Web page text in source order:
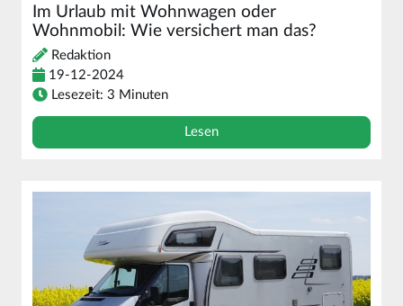
Im Urlaub mit Wohnwagen oder
Wohnmobil: Wie versichert man das?
Redaktion
19-12-2024
Lesezeit: 3 Minuten
Lesen